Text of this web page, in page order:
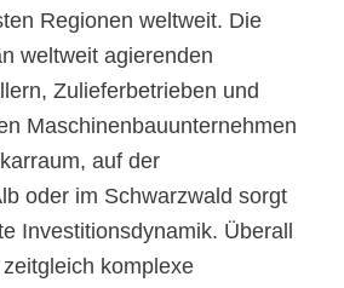
Regionen weltweit. Die
weltweit agierenden
Zulieferbetrieben und
Maschinenbauunternehmen
auf der
oder im Schwarzwald sorgt
Investitionsdynamik. Überall
komplexe